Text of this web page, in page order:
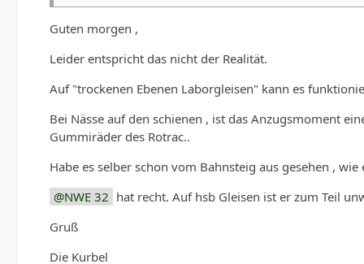
Guten morgen ,
Leider entspricht das nicht der Realität.
Auf "trockenen Ebenen Laborgleisen" kann es
Bei Nässe auf den schienen , ist das Anzugsmoment
Gummiräder des Rotrac..
Habe es selber schon vom Bahnsteig aus gesehen ,
NWE 32 hat recht. Auf hsb Gleisen ist er zum Teil
Gruß
Die Kurbel